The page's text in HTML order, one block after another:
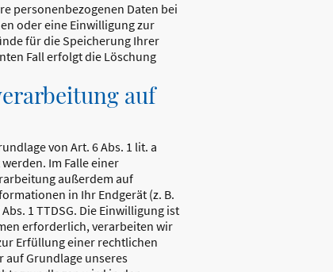
personenbezogenen Daten bei
oder eine Einwilligung zur
für die Speicherung Ihrer
Fall erfolgt die Löschung
auf
von Art. 6 Abs. 1 lit. a
werden. Im Falle einer
außerdem auf
in Ihr Endgerät (z. B.
1 TTDSG. Die Einwilligung ist
erforderlich, verarbeiten wir
Erfüllung einer rechtlichen
auf Grundlage unseres